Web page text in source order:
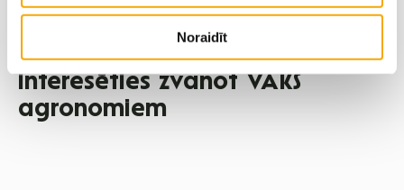
Noraidīt
Vairāk par pieejamo
interesēties zvanot VAKS
agronomiem